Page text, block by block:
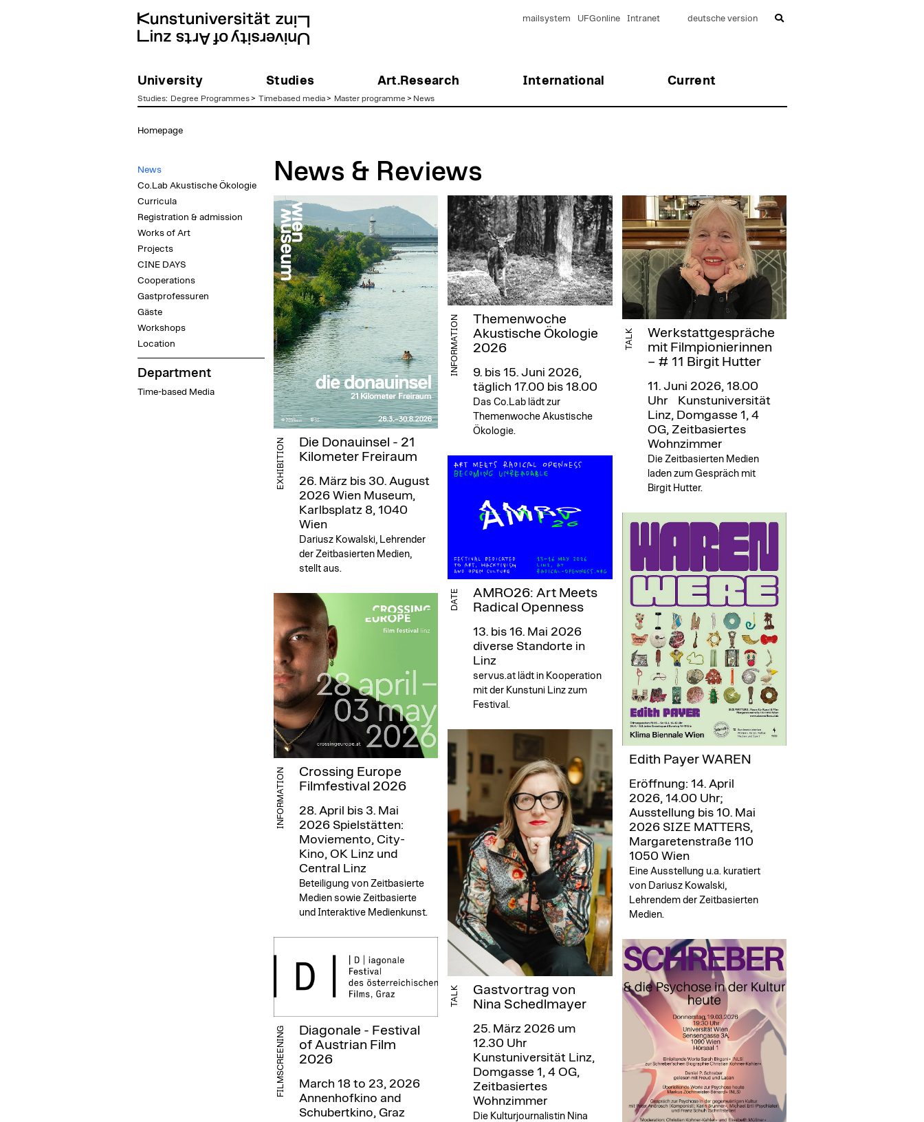
University Studies Art.Research International Current
mailsystem UFGonline Intranet deutsche version
Studies: Degree Programmes> Timebased media> Master programme > News
Homepage
News
Co.Lab Akustische Ökologie
Curricula
Registration & admission
Works of Art
Projects
CINE DAYS
Cooperations
Gastprofessuren
Gäste
Workshops
Location
Department
Time-based Media
News & Reviews
EXHIBITION
Die Donauinsel - 21
Kilometer Freiraum
26. März bis 30. August
2026Wien Museum,
Karlbsplatz 8, 1040
Wien
Dariusz Kowalski, Lehrender
der Zeitbasierten Medien,
stellt aus.
INFORMATION
Themenwoche
Akustische Ökologie
2026
9. bis 15. Juni 2026,
täglich 17.00 bis 18.00
Das Co.Lab lädt zur
Themenwoche Akustische
Ökologie.
TALK
Werkstattgespräche
mit Filmpionierinnen
– # 11 Birgit Hutter
11. Juni 2026, 18.00
Uhr
Kunstuniversität
Linz, Domgasse 1, 4
OG, Zeitbasiertes
Wohnzimmer
Die Zeitbasierten Medien
laden zum Gespräch mit
Birgit Hutter.
DATE
AMRO26: Art Meets
Radical Openness
13. bis 16. Mai 2026
diverse Standorte in
Linz
servus.at lädt in Kooperation
mit der Kunstuni Linz zum
Festival.
Edith Payer WAREN
Eröffnung: 14. April
2026, 14.00 Uhr;
Ausstellung bis 10. Mai
2026SIZE MATTERS,
Margaretenstraße 110
1050 Wien
Eine Ausstellung u.a. kuratiert
von Dariusz Kowalski,
Lehrendem der Zeitbasierten
Medien.
INFORMATION
Crossing Europe
Filmfestival 2026
28. April bis 3. Mai
2026Spielstätten:
Moviemento, City-
Kino, OK Linz und
Central Linz
Beteiligung von Zeitbasierte
Medien sowie Zeitbasierte
und Interaktive Medienkunst.
TALK
Gastvortrag von
Nina Schedlmayer
25. März 2026 um
12.30 Uhr
Kunstuniversität Linz,
Domgasse 1, 4 OG,
Zeitbasiertes
Wohnzimmer
Die Kulturjournalistin Nina
FILMSCREENING
Diagonale - Festival
of Austrian Film
2026
March 18 to 23, 2026
Annenhofkino and
Schubertkino, Graz